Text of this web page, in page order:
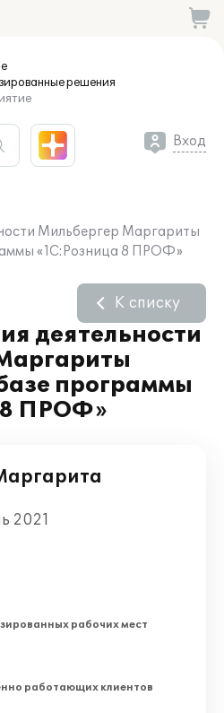
решения
Вход
Мильбергер Маргариты
«1С:Розница 8 ПРОФ»
деятельности
программы
8 ПРОФ»
К списку
2021
рабочих мест
работающих клиентов